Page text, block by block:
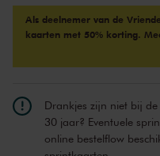
Als deelnemer van de
kaarten met 50% korting.
Drankjes zijn niet bij
30 jaar? Eventuele
online bestelflow